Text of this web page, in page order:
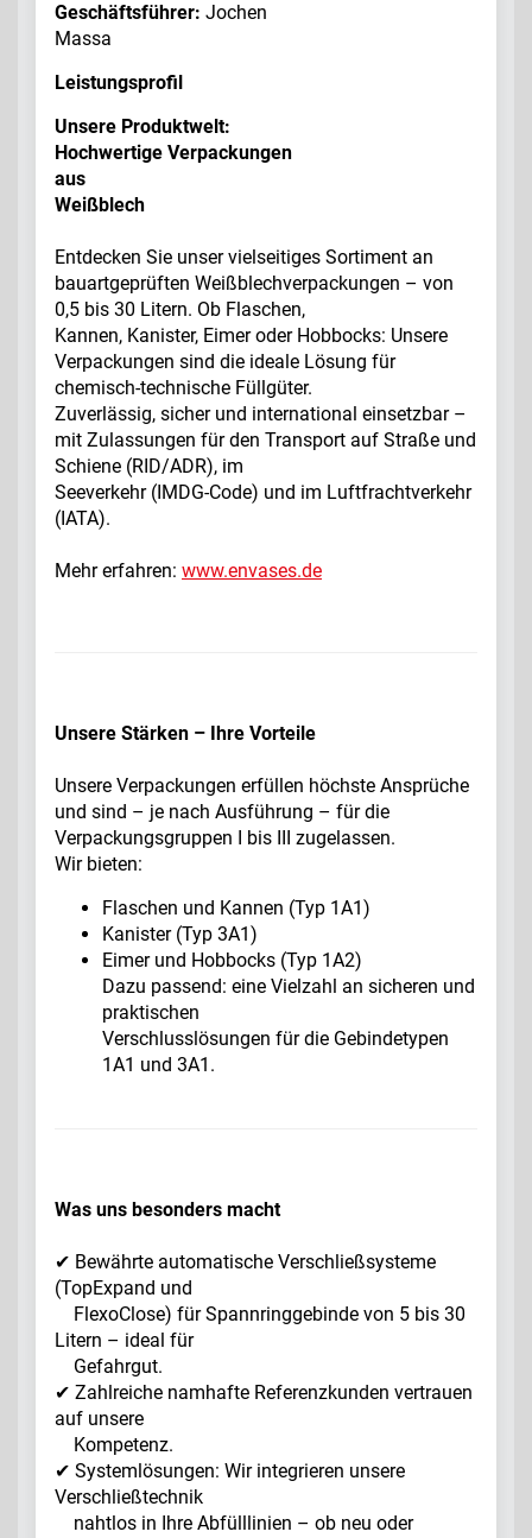
Geschäftsführer: Jochen
Massa
Leistungsprofil
Unsere Produktwelt:
Hochwertige Verpackungen
aus
Weißblech
Entdecken Sie unser vielseitiges Sortiment an
bauartgeprüften Weißblechverpackungen – von
0,5 bis 30 Litern. Ob Flaschen,
Kannen, Kanister, Eimer oder Hobbocks: Unsere
Verpackungen sind die ideale Lösung für
chemisch-technische Füllgüter.
Zuverlässig, sicher und international einsetzbar –
mit Zulassungen für den Transport auf Straße und
Schiene (RID/ADR), im
Seeverkehr (IMDG-Code) und im Luftfrachtverkehr
(IATA).
Mehr erfahren: www.envases.de
Unsere Stärken – Ihre Vorteile
Unsere Verpackungen erfüllen höchste Ansprüche
und sind – je nach Ausführung – für die
Verpackungsgruppen I bis III zugelassen.
Wir bieten:
Flaschen und Kannen (Typ 1A1)
Kanister (Typ 3A1)
Eimer und Hobbocks (Typ 1A2)
Dazu passend: eine Vielzahl an sicheren und
praktischen
Verschlusslösungen für die Gebindetypen
1A1 und 3A1.
Was uns besonders macht
✔ Bewährte automatische Verschließsysteme
(TopExpand und
FlexoClose) für Spannringgebinde von 5 bis 30
Litern – ideal für
Gefahrgut.
✔ Zahlreiche namhafte Referenzkunden vertrauen
auf unsere
Kompetenz.
✔ Systemlösungen: Wir integrieren unsere
Verschließtechnik
nahtlos in Ihre Abfülllinien – ob neu oder